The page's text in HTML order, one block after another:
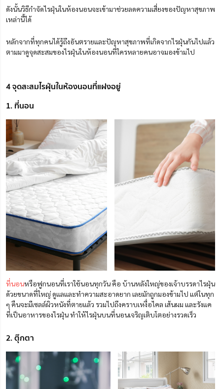
ดังนั้นวิธีกำจัดไรฝุ่นในห้องนอนจะเข้ามาช่วยลดความเสี่ยงของปัญหาสุขภาพ
เหล่านี้ได้
หลักจากที่ทุกคนได้รู้ถึงอันตรายและปัญหาสุขภาพที่เกิดจากไรฝุ่นกันไปแล้ว
ตามมาดูจุดสะสมของไรฝุ่นในห้องนอนที่ใครหลายคนอาจมองข้ามไป
4 จุดสะสมไรฝุ่นในห้องนอนที่แฝงอยู่
1. ที่นอน
ที่นอนหรือฟูกนอนที่เราใช้นอนทุกวัน คือ บ้านหลังใหญ่ของเจ้าบรรดาไรฝุ่น
ด้วยขนาดที่ใหญ่ ดูแลและทำความสะอาดยาก เลยมักถูกมองข้ามไป แต่ในทุก
ๆ คืนจะมีเซลล์ผิวหนังที่ตายแล้ว รวมไปถึงคราบเหงื่อไคล เส้นผม และรังแค
ที่เป็นอาหารของไรฝุ่น ทำให้ไรฝุ่นบนที่นอนเจริญเติบโตอย่างรวดเร็ว
2. ตุ๊กตา